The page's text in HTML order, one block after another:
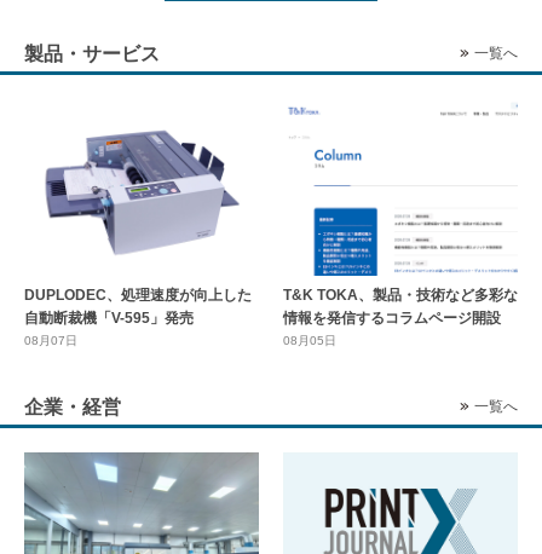
製品・サービス 一覧へ
DUPLODEC、処理速度が向上した
自動断裁機「V-595」発売
08月07日
T&K TOKA、製品・技術など多彩な
情報を発信するコラムページ開設
08月05日
企業・経営 一覧へ